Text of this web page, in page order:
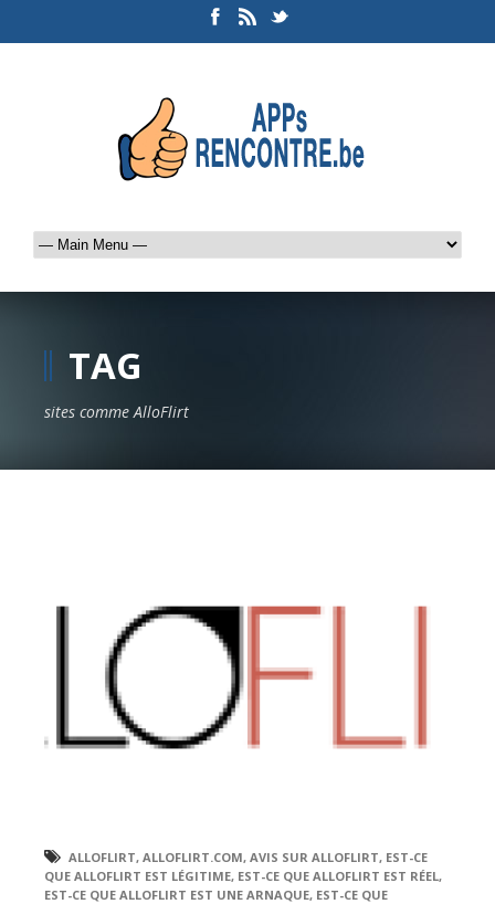
TAG
sites comme AlloFlirt
ALLOFLIRT, ALLOFLIRT.COM, AVIS SUR ALLOFLIRT, EST-CE
QUE ALLOFLIRT EST LÉGITIME, EST-CE QUE ALLOFLIRT EST RÉEL,
EST-CE QUE ALLOFLIRT EST UNE ARNAQUE, EST-CE QUE